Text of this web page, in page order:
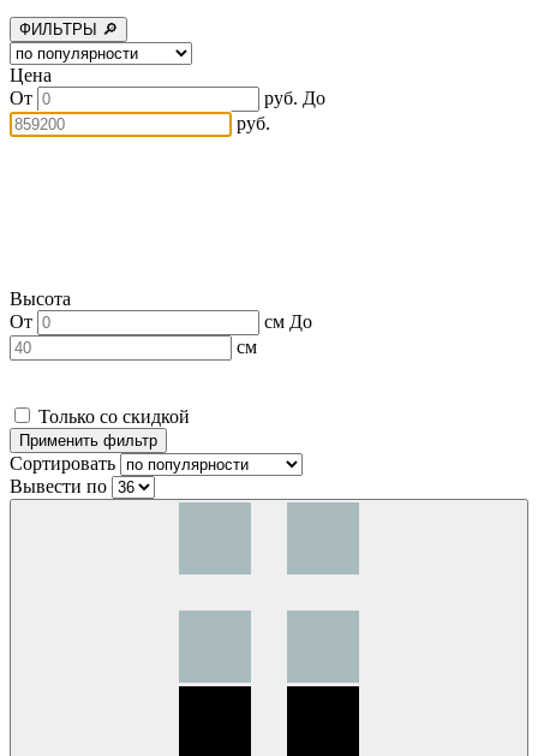
ФИЛЬТРЫ 🔎
Цена
От
руб. До
руб.
Высота
От
см До
см
Только со скидкой
Сортировать
Вывести по